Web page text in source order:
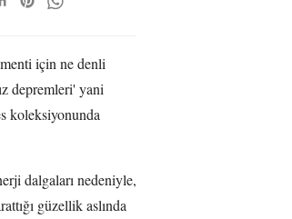
için ne denli
depremleri' yani
koleksiyonunda
dalgaları nedeniyle,
güzellik aslında